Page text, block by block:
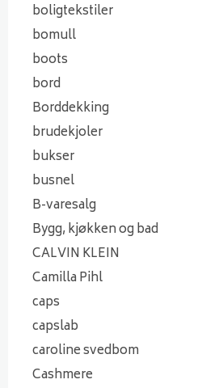
boligtekstiler
bomull
boots
bord
Borddekking
brudekjoler
bukser
busnel
B-varesalg
Bygg, kjøkken og bad
CALVIN KLEIN
Camilla Pihl
caps
capslab
caroline svedbom
Cashmere